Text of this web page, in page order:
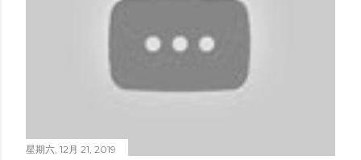
星期六, 12月 21, 2019